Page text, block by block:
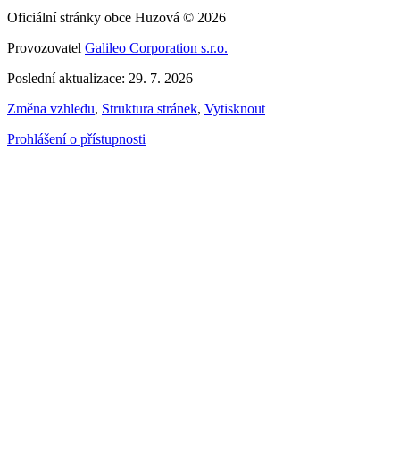
Oficiální stránky obce Huzová © 2026
Provozovatel Galileo Corporation s.r.o.
Poslední aktualizace: 29. 7. 2026
Změna vzhledu, Struktura stránek, Vytisknout
Prohlášení o přístupnosti